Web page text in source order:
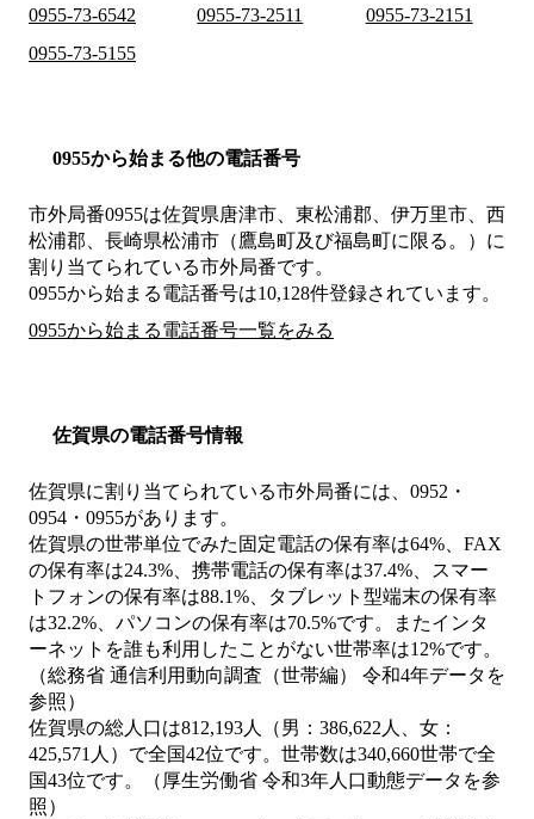
0955-73-6542
0955-73-2511
0955-73-2151
0955-73-5155
0955から始まる他の電話番号
市外局番0955は佐賀県唐津市、東松浦郡、伊万里市、西
松浦郡、長崎県松浦市（鷹島町及び福島町に限る。） に
割り当てられている市外局番です。
0955から始まる電話番号は10,128件登録されています。
0955から始まる電話番号一覧をみる
佐賀県の電話番号情報
佐賀県に割り当てられている市外局番には、0952・
0954・0955があります。
佐賀県の世帯単位でみた固定電話の保有率は64%、FAX
の保有率は24.3%、携帯電話の保有率は37.4%、スマー
トフォンの保有率は88.1%、タブレット型端末の保有率
は32.2%、パソコンの保有率は70.5%です。またインタ
ーネットを誰も利用したことがない世帯率は12%です。
（総務省 通信利用動向調査（世帯編） 令和4年データを
参照）
佐賀県の総人口は812,193人（男：386,622人、女：
425,571人）で全国42位です。世帯数は340,660世帯で全
国43位です。（厚生労働省 令和3年人口動態データを参
照）